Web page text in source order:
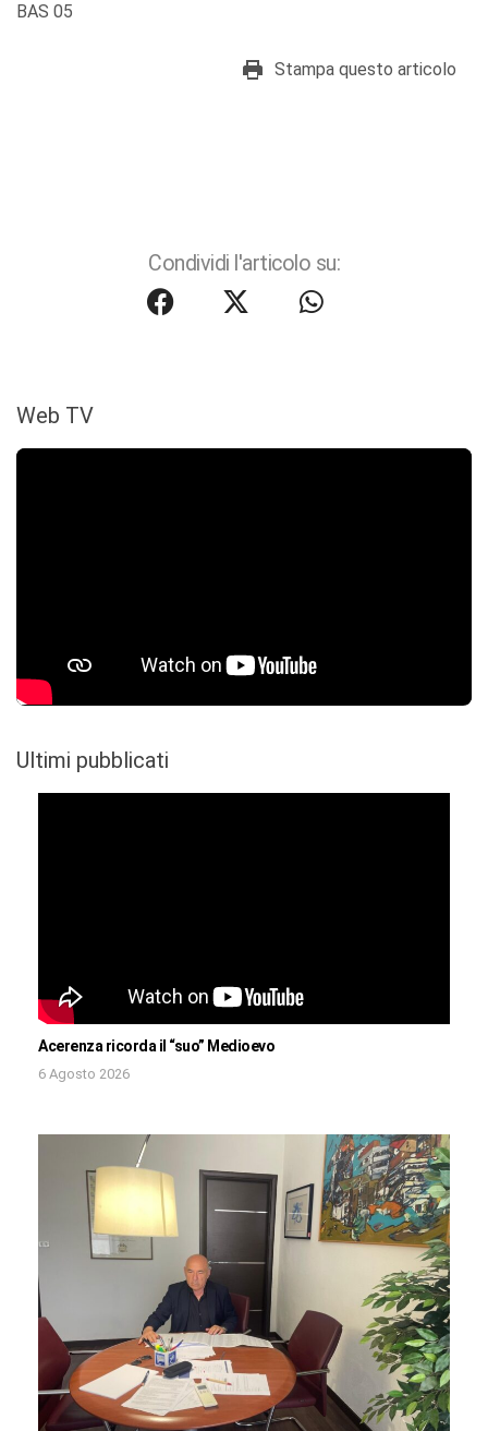
BAS 05
Stampa questo articolo
Condividi l'articolo su:
Web TV
Ultimi pubblicati
Acerenza ricorda il “suo” Medioevo
6 Agosto 2026